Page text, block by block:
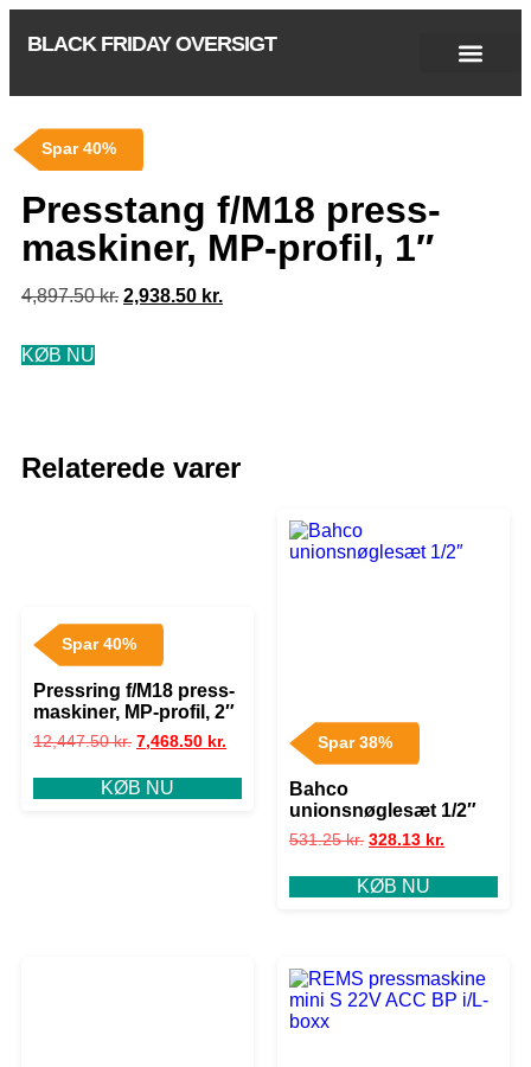
BLACK FRIDAY OVERSIGT
Spar 40%
Presstang f/M18 press-
maskiner, MP-profil, 1″
4,897.50kr. 2,938.50 kr.
KØB NU
Relaterede varer
Spar 40%
Pressring f/M18 press-
maskiner, MP-profil, 2″
12,447.50kr. 7,468.50 kr.
KØB NU
Spar 38%
Bahco
unionsnøglesæt 1/2″
531.25kr. 328.13 kr.
KØB NU